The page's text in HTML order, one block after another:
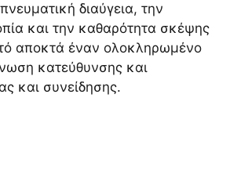
διαύγεια, την
και την καθαρότητα σκέψης
αποκτά έναν ολοκληρωμένο
κατεύθυνσης και
και συνείδησης.